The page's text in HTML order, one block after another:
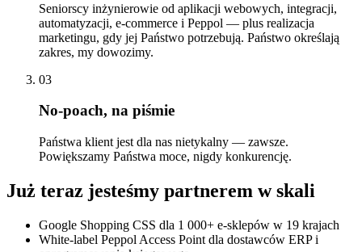
Seniorscy inżynierowie od aplikacji webowych, integracji,
automatyzacji, e-commerce i Peppol — plus realizacja
marketingu, gdy jej Państwo potrzebują. Państwo określają
zakres, my dowozimy.
03
No-poach, na piśmie
Państwa klient jest dla nas nietykalny — zawsze.
Powiększamy Państwa moce, nigdy konkurencję.
Już teraz jesteśmy partnerem w skali
Google Shopping CSS dla 1 000+ e-sklepów w 19 krajach
White-label Peppol Access Point dla dostawców ERP i